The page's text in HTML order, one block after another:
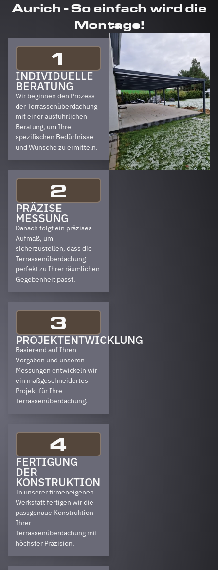
Aurich - So einfach wird die
Montage!
1
INDIVIDUELLE
BERATUNG
Wir beginnen den Prozess
der Terrassenüberdachung
mit einer ausführlichen
Beratung, um Ihre
spezifischen Bedürfnisse
und Wünsche zu ermitteln.
2
PRÄZISE
MESSUNG
Danach folgt ein präzises
Aufmaß, um
sicherzustellen, dass die
Terrassenüberdachung
perfekt zu Ihrer räumlichen
Gegebenheit passt.
3
PROJEKTENTWICKLUNG
Basierend auf Ihren
Vorgaben und unseren
Messungen entwickeln wir
ein maßgeschneidertes
Projekt für Ihre
Terrassenüberdachung.
4
FERTIGUNG
DER
KONSTRUKTION
In unserer firmeneigenen
Werkstatt fertigen wir die
passgenaue Konstruktion
Ihrer
Terrassenüberdachung mit
höchster Präzision.